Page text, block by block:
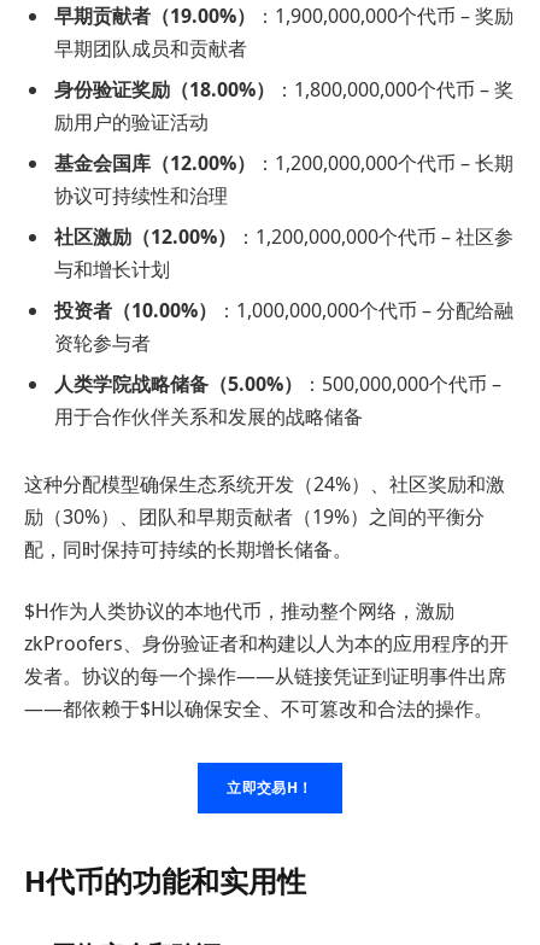
早期贡献者（19.00%）
：1,900,000,000个代币 – 奖励
早期团队成员和贡献者
身份验证奖励（18.00%）
：1,800,000,000个代币 – 奖
励用户的验证活动
基金会国库（12.00%）
：1,200,000,000个代币 – 长期
协议可持续性和治理
社区激励（12.00%）
：1,200,000,000个代币 – 社区参
与和增长计划
投资者（10.00%）
：1,000,000,000个代币 – 分配给融
资轮参与者
人类学院战略储备（5.00%）
：500,000,000个代币 –
用于合作伙伴关系和发展的战略储备
这种分配模型确保生态系统开发（24%）、社区奖励和激
励（30%）、团队和早期贡献者（19%）之间的平衡分
配，同时保持可持续的长期增长储备。
$H作为人类协议的本地代币，推动整个网络，激励
zkProofers、身份验证者和构建以人为本的应用程序的开
发者。协议的每一个操作——从链接凭证到证明事件出席
——都依赖于$H以确保安全、不可篡改和合法的操作。
立即交易H！
H代币的功能和实用性